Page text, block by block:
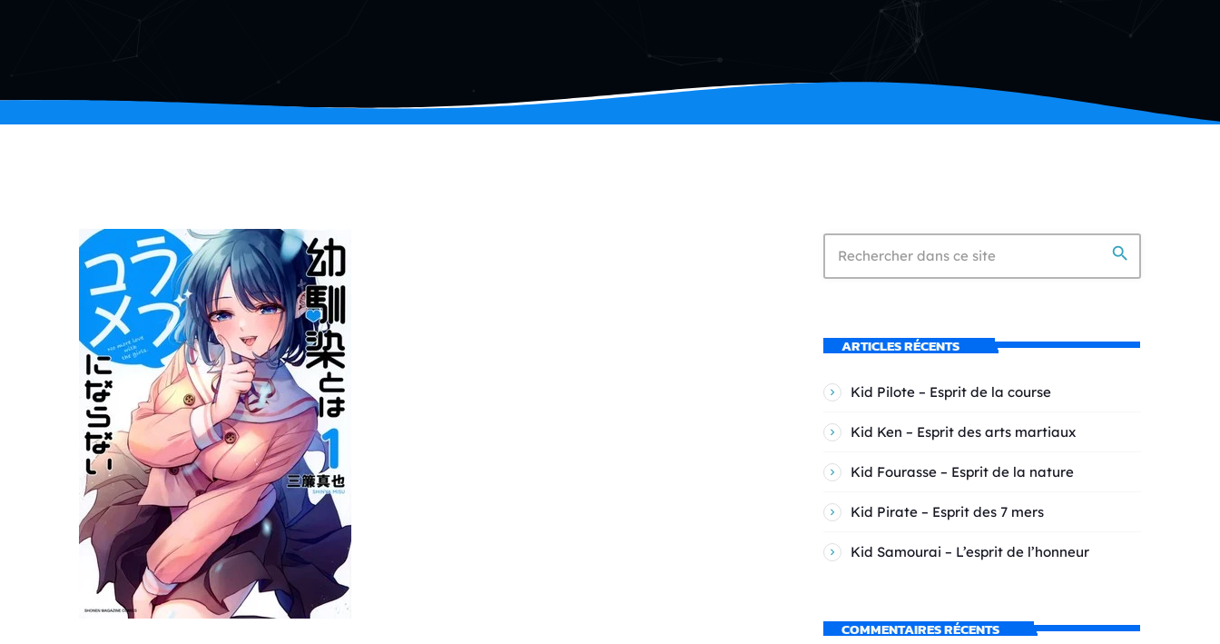
search
ARTICLES RÉCENTS
Kid Pilote – Esprit de la course
Kid Ken – Esprit des arts martiaux
Kid Fourasse – Esprit de la nature
Kid Pirate – Esprit des 7 mers
Kid Samourai – L’esprit de l’honneur
COMMENTAIRES RÉCENTS